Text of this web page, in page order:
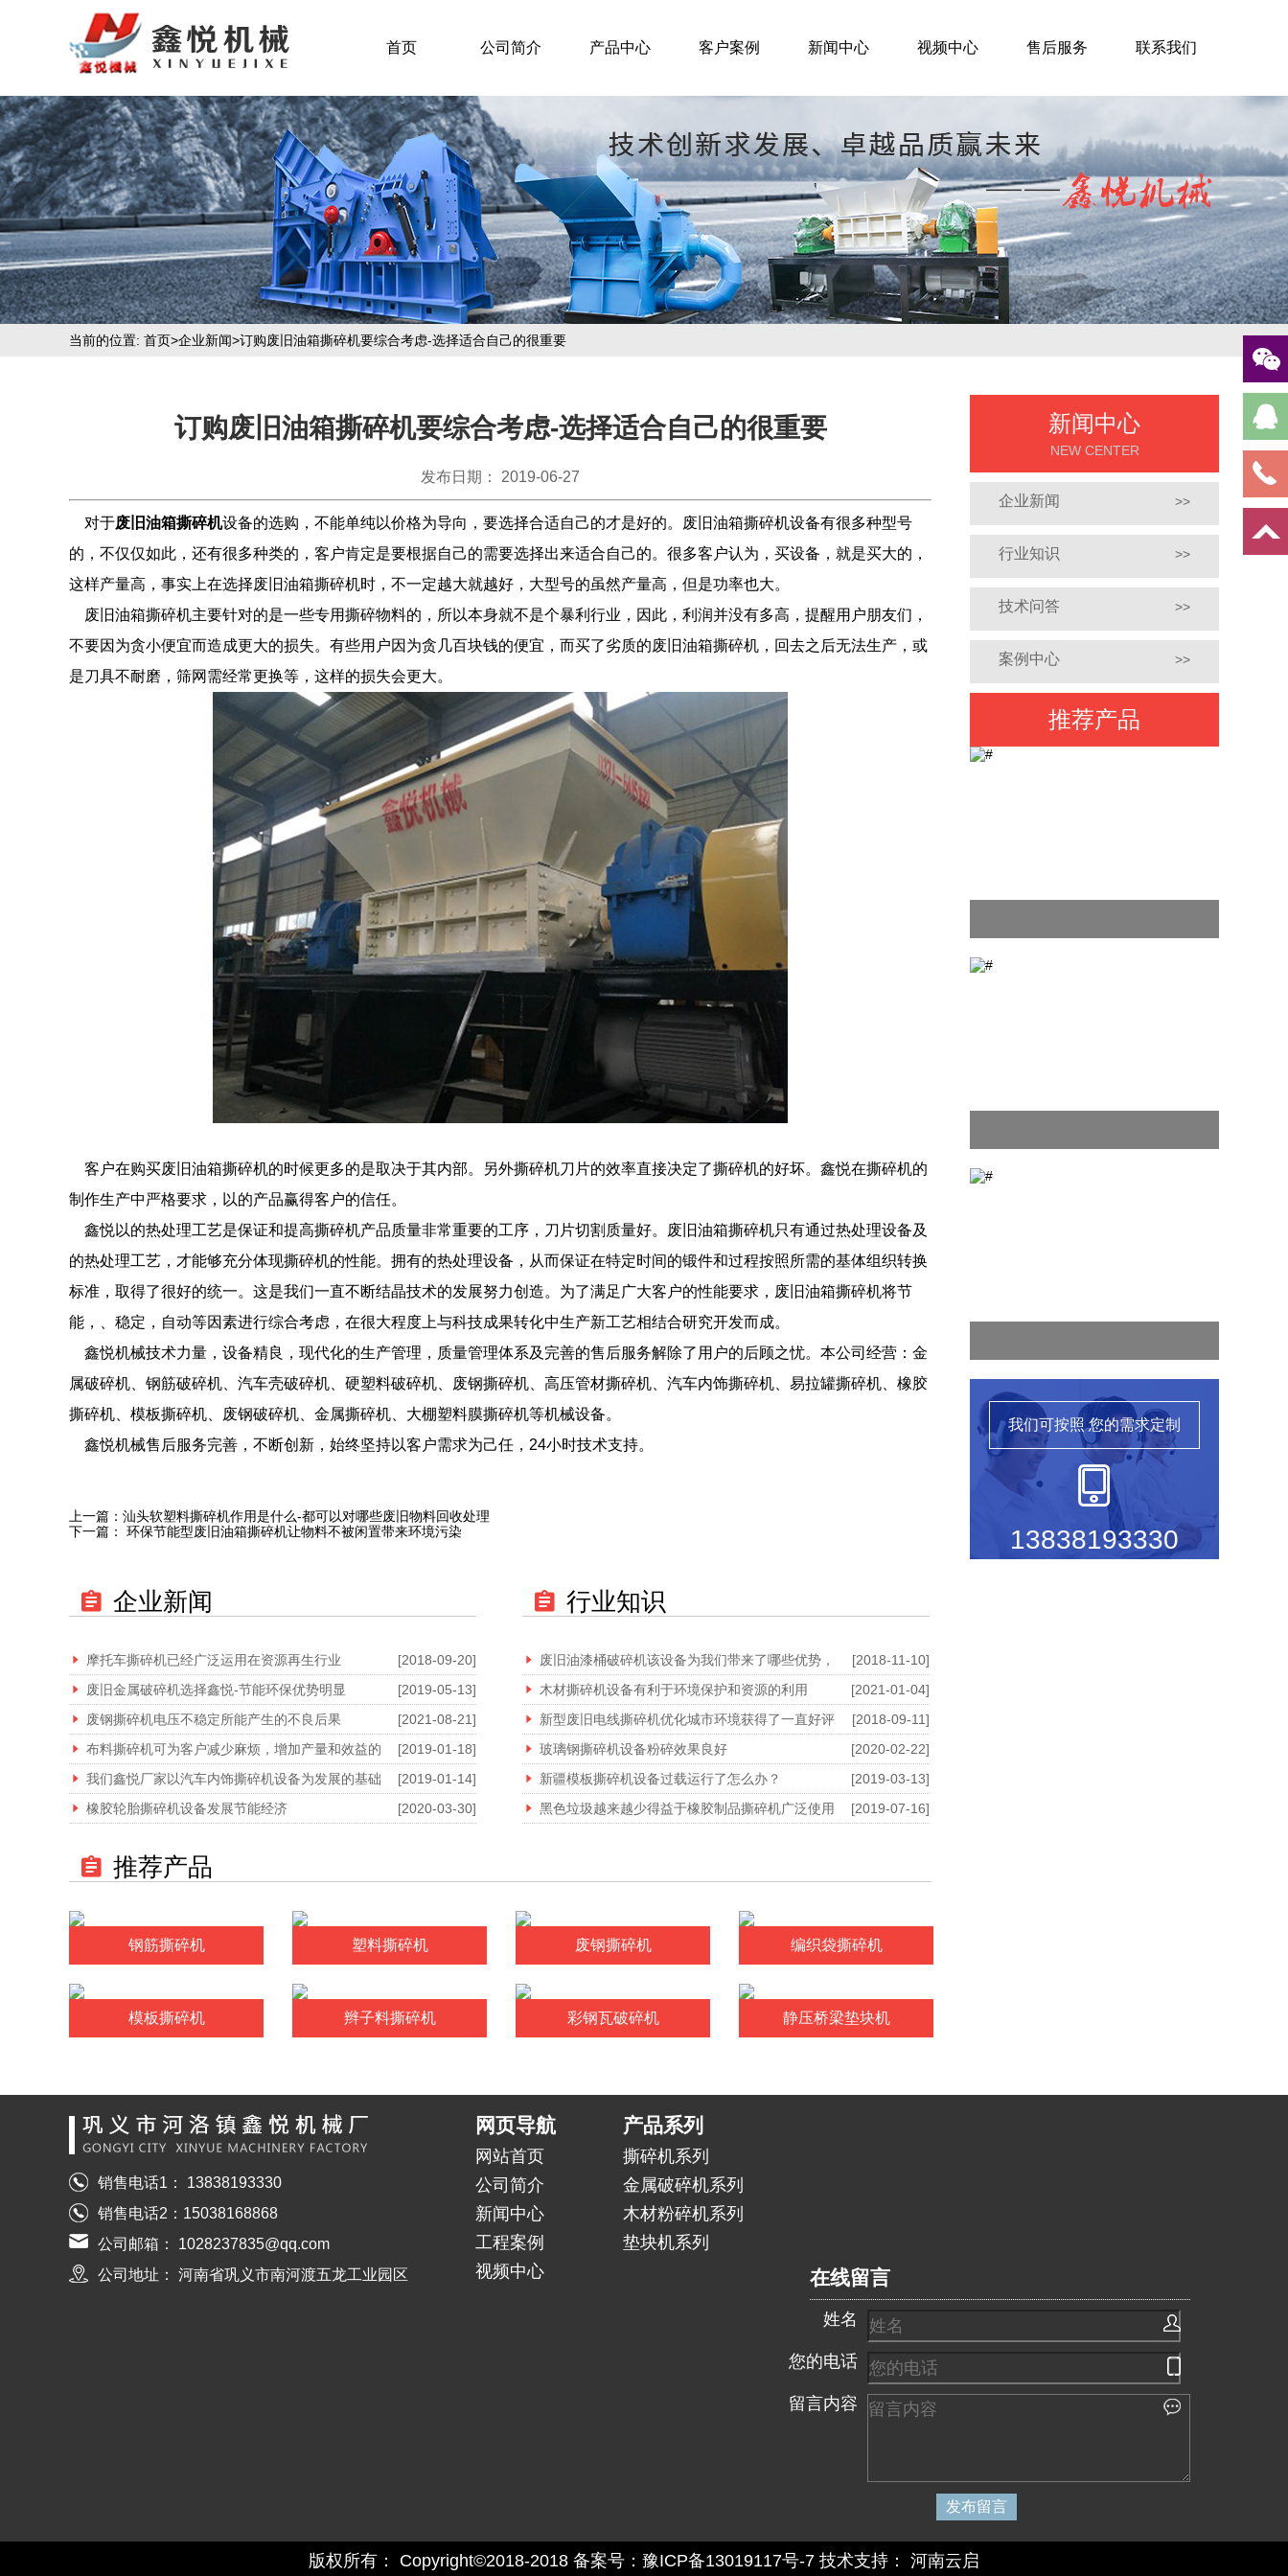
首页 公司简介 产品中心 客户案例 新闻中心 视频中心 售后服务 联系我们
当前的位置: 首页>企业新闻>订购废旧油箱撕碎机要综合考虑-选择适合自己的很重要
新闻中心
NEW CENTER
企业新闻 >>
行业知识 >>
技术问答 >>
案例中心 >>
推荐产品
我们可按照您的需求定制
13838193330
订购废旧油箱撕碎机要综合考虑-选择适合自己的很重要
发布日期： 2019-06-27
对于废旧油箱撕碎机设备的选购，不能单纯以价格为导向，要选择合适自己的才是好的。废旧油箱撕碎机设备有很多种型号
的，不仅仅如此，还有很多种类的，客户肯定是要根据自己的需要选择出来适合自己的。很多客户认为，买设备，就是买大的，
这样产量高，事实上在选择废旧油箱撕碎机时，不一定越大就越好，大型号的虽然产量高，但是功率也大。
废旧油箱撕碎机主要针对的是一些专用撕碎物料的，所以本身就不是个暴利行业，因此，利润并没有多高，提醒用户朋友们，
不要因为贪小便宜而造成更大的损失。有些用户因为贪几百块钱的便宜，而买了劣质的废旧油箱撕碎机，回去之后无法生产，或
是刀具不耐磨，筛网需经常更换等，这样的损失会更大。
客户在购买废旧油箱撕碎机的时候更多的是取决于其内部。另外撕碎机刀片的效率直接决定了撕碎机的好坏。鑫悦在撕碎机的
制作生产中严格要求，以的产品赢得客户的信任。
鑫悦以的热处理工艺是保证和提高撕碎机产品质量非常重要的工序，刀片切割质量好。废旧油箱撕碎机只有通过热处理设备及
的热处理工艺，才能够充分体现撕碎机的性能。拥有的热处理设备，从而保证在特定时间的锻件和过程按照所需的基体组织转换
标准，取得了很好的统一。这是我们一直不断结晶技术的发展努力创造。为了满足广大客户的性能要求，废旧油箱撕碎机将节
能，、稳定，自动等因素进行综合考虑，在很大程度上与科技成果转化中生产新工艺相结合研究开发而成。
鑫悦机械技术力量，设备精良，现代化的生产管理，质量管理体系及完善的售后服务解除了用户的后顾之忧。本公司经营：金
属破碎机、钢筋破碎机、汽车壳破碎机、硬塑料破碎机、废钢撕碎机、高压管材撕碎机、汽车内饰撕碎机、易拉罐撕碎机、橡胶
撕碎机、模板撕碎机、废钢破碎机、金属撕碎机、大棚塑料膜撕碎机等机械设备。
鑫悦机械售后服务完善，不断创新，始终坚持以客户需求为己任，24小时技术支持。
上一篇： 汕头软塑料撕碎机作用是什么-都可以对哪些废旧物料回收处理
下一篇：
环保节能型废旧油箱撕碎机让物料不被闲置带来环境污染
企业新闻
摩托车撕碎机已经广泛运用在资源再生行业
[2018-09-20]
废旧金属破碎机选择鑫悦-节能环保优势明显
[2019-05-13]
废钢撕碎机电压不稳定所能产生的不良后果
[2021-08-21]
布料撕碎机可为客户减少麻烦，增加产量和效益的
[2019-01-18]
我们鑫悦厂家以汽车内饰撕碎机设备为发展的基础
[2019-01-14]
橡胶轮胎撕碎机设备发展节能经济
[2020-03-30]
行业知识
废旧油漆桶破碎机该设备为我们带来了哪些优势，
[2018-11-10]
木材撕碎机设备有利于环境保护和资源的利用
[2021-01-04]
新型废旧电线撕碎机优化城市环境获得了一直好评
[2018-09-11]
玻璃钢撕碎机设备粉碎效果良好
[2020-02-22]
新疆模板撕碎机设备过载运行了怎么办？
[2019-03-13]
黑色垃圾越来越少得益于橡胶制品撕碎机广泛使用
[2019-07-16]
推荐产品
钢筋撕碎机 塑料撕碎机 废钢撕碎机 编织袋撕碎机
模板撕碎机 辫子料撕碎机 彩钢瓦破碎机 静压桥梁垫块机
销售电话1： 13838193330
销售电话2：15038168868
公司邮箱： 1028237835@qq.com
公司地址： 河南省巩义市南河渡五龙工业园区
网页导航
网站首页
公司简介
新闻中心
工程案例
视频中心
产品系列
撕碎机系列
金属破碎机系列
木材粉碎机系列
垫块机系列
在线留言
姓名
您的电话
留言内容
版权所有： Copyright©2018-2018 备案号：豫ICP备13019117号-7 技术支持： 河南云启